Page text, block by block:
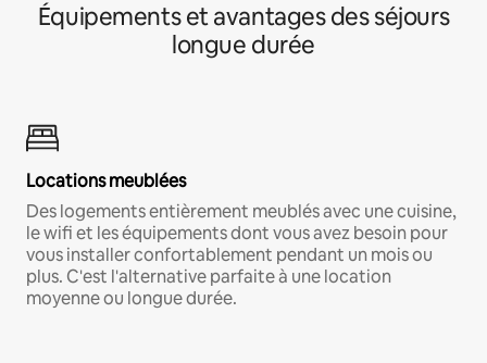
Équipements et avantages des séjours
longue durée
Locations meublées
Des logements entièrement meublés avec une cuisine,
le wifi et les équipements dont vous avez besoin pour
vous installer confortablement pendant un mois ou
plus. C'est l'alternative parfaite à une location
moyenne ou longue durée.